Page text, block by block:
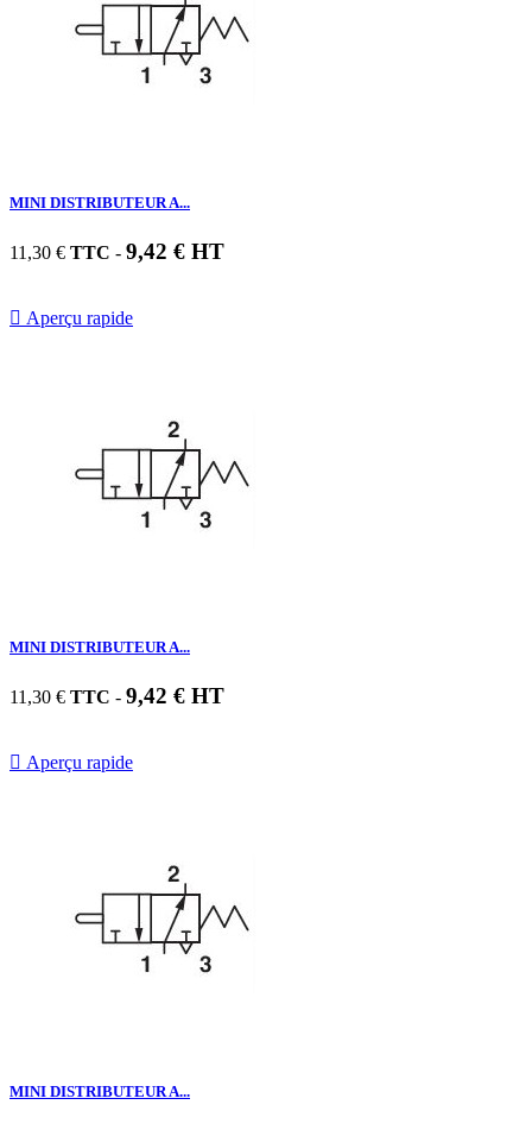
MINI DISTRIBUTEUR A...
11,30 € TTC - 9,42 € HT
 Aperçu rapide
MINI DISTRIBUTEUR A...
11,30 € TTC - 9,42 € HT
 Aperçu rapide
MINI DISTRIBUTEUR A...